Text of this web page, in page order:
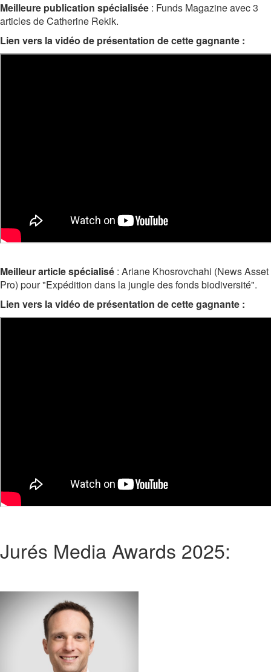
Meilleure publication spécialisée : Funds Magazine avec 3
articles de Catherine Rekik.
Lien vers la vidéo de présentation de cette gagnante :
Meilleur article spécialisé : Ariane Khosrovchahi (News Asset
Pro) pour "Expédition dans la jungle des fonds biodiversité".
Lien vers la vidéo de présentation de cette gagnante :
Jurés Media Awards 2025: